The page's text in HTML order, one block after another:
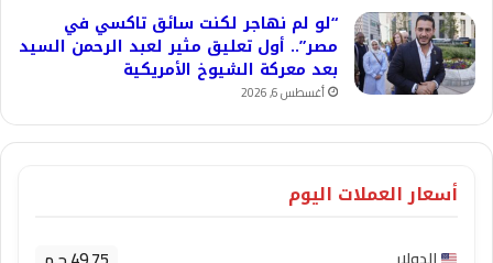
“لو لم نهاجر لكنت سائق تاكسي في
مصر”.. أول تعليق مثير لعبد الرحمن السيد
بعد معركة الشيوخ الأمريكية
أغسطس 6, 2026
أسعار العملات اليوم